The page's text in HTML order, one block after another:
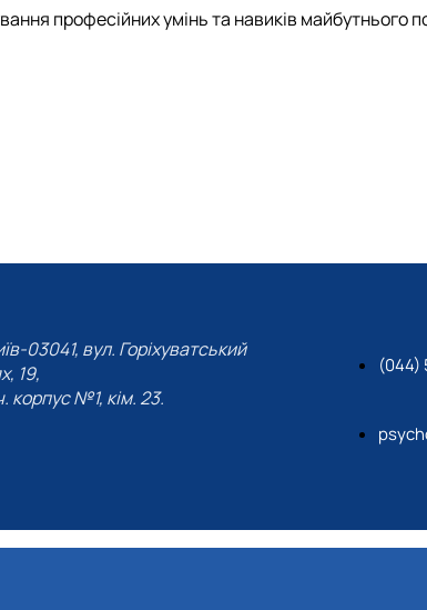
професійних умінь та навиків майбутнього
03041, вул. Горіхуватський
19,
корпус №1, кім. 23.
(044)